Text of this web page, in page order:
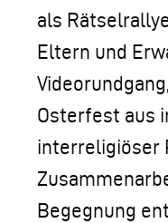
als
Eltern und
Osterfest aus
interreligiöser
Begegnung